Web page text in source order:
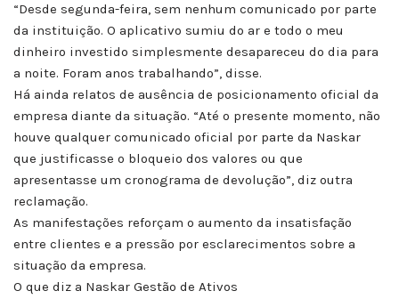
“Desde segunda-feira, sem nenhum comunicado por parte
da instituição. O aplicativo sumiu do ar e todo o meu
dinheiro investido simplesmente desapareceu do dia para
a noite. Foram anos trabalhando”, disse.
Há ainda relatos de ausência de posicionamento oficial da
empresa diante da situação. “Até o presente momento, não
houve qualquer comunicado oficial por parte da Naskar
que justificasse o bloqueio dos valores ou que
apresentasse um cronograma de devolução”, diz outra
reclamação.
As manifestações reforçam o aumento da insatisfação
entre clientes e a pressão por esclarecimentos sobre a
situação da empresa.
O que diz a Naskar Gestão de Ativos